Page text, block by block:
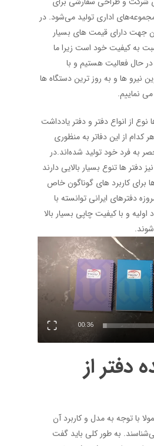
اداری تولید می‌شود. در
جهت دارای قیمت‌ های بسیار
به کیفیت خود است زیرا ما
حال فعالیت هستیم و با
نیرو ها و به روز ترین دستگاه ها
نماییم.
نوع از انواع دفتر و دفتر یادداشت
کدام از این دفاتر به منظوری
به فرد خود تولید شده‌اند.در
دفتر ها تنوع بسیار بالایی دارند
برای کاربرد های گوناگون خاص
دفترهای ایرانی توانسته با
و با کیفیت چاپی بسیار بالا
00:36
دفتر از
با توجه به مدل و کاربرد آن
به طور کلی باید گفت